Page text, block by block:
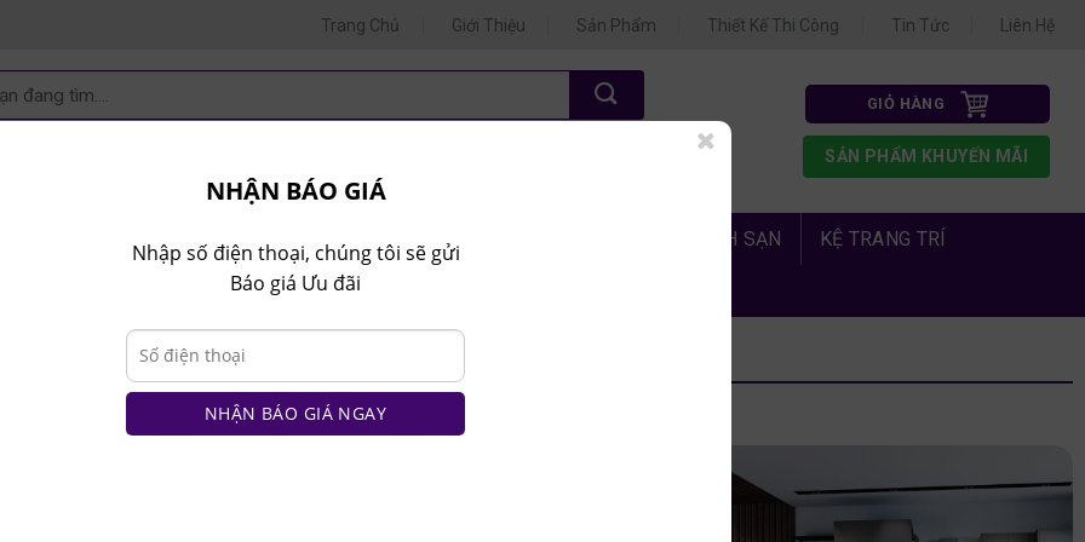
Trang Chủ Giới Thiệu Sản Phẩm Thiết Kế Thi Công Tin Tức Liên Hệ
0935.435.286
GIỎ HÀNG
SẢN PHẨM KHUYẾN MÃI
NT VĂN PHÒNG NT TRẺ EM COMBO PHÒNG NGỦ KHÁCH SẠN KỆ TRANG TRÍ
VÁCH NGĂN PK VÁCH ỐP TƯỜNG
THI CÔNG NỘI THẤT PHÒNG BẾP
NHẬN BÁO GIÁ
Nhập số điện thoại, chúng tôi sẽ gửi
Báo giá Ưu đãi
NHẬN BÁO GIÁ NGAY